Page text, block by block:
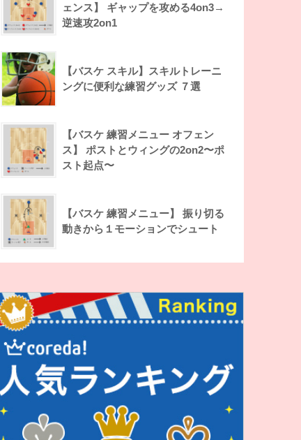
ェンス】 ギャップを攻める4on3→
逆速攻2on1
【バスケ スキル】スキルトレーニ
ングに便利な練習グッズ ７選
【バスケ 練習メニュー オフェン
ス】 ポストとウィングの2on2〜ポ
スト起点〜
【バスケ 練習メニュー】 振り切る
動きから１モーションでシュート